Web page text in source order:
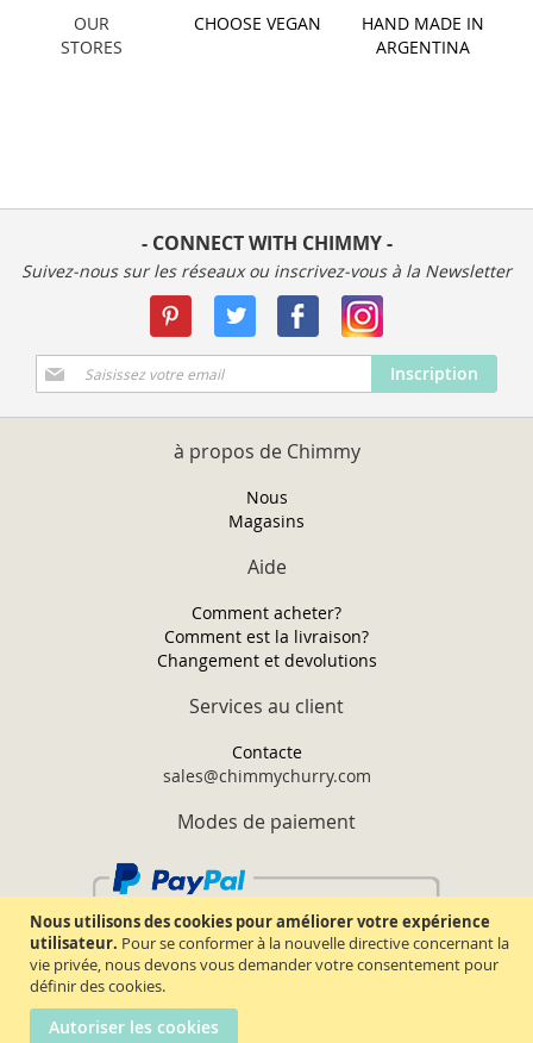
Nous utilisons des cookies pour améliorer votre expérience
utilisateur. Pour se conformer à la nouvelle directive concernant la
vie privée, nous devons vous demander votre consentement pour
définir des cookies.
Autoriser les cookies
OUR
STORES
CHOOSE VEGAN
HAND MADE IN
ARGENTINA
- CONNECT WITH CHIMMY -
Suivez-nous sur les réseaux ou inscrivez-vous à la Newsletter
Inscription
à
notre
Inscription
à propos de Chimmy
Nous
Magasins
Aide
Comment acheter?
Comment est la livraison?
Changement et devolutions
Services au client
Contacte
sales@chimmychurry.com
Modes de paiement
Chimmy Churry TM. Tous droits réservés.